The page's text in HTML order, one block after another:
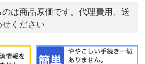
は商品原価です。代理費用、送
ください